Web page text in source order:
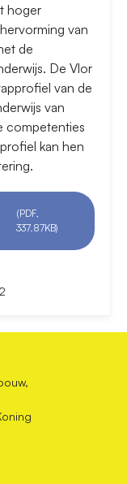
hoger
van
de
De Vlor
van de
van
competenties
kan hen
(PDF,
337.87KB)